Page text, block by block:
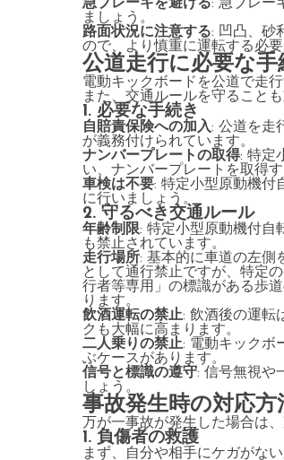
急ブレーキを避ける: 急ブレー
ましょう。
路面状況に注意する: 凹凸、砂
ので、より慎重に運転する必要
公道走行に必要な
電動キックボードを公道で走
また、交通ルールを守ることも
1. 必要な手続き
自賠責保険への加入: 公道を走
が義務付けられています。
ナンバープレートの取得: 特定
い、ナンバープレートを取得
車検は不要: 特定小型原動機付
に行いましょう。
2. 守るべき交通ルール
年齢制限: 特定小型原動機付自
も禁止されています。
走行場所: 基本的に車道の左側
として通行禁止ですが、特定
行者等専用」の標識がある歩
ります。
飲酒運転の禁止: 飲酒後の運転
クも大幅に高まります。
二人乗りの禁止: 電動キックボ
ぶケースがあります。
信号と標識の遵守: 信号無視や
しょう。
事故発生時の対応方
万が一事故が発生した場合は
1. 負傷者の救護
まず、自分や相手にケガがな